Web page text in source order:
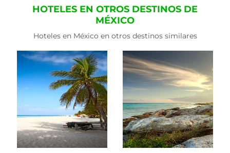
HOTELES EN OTROS DESTINOS DE
MÉXICO
Hoteles en México en otros destinos similares